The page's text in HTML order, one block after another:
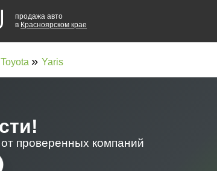
продажа авто
в Красноярском крае
Toyota » Yaris